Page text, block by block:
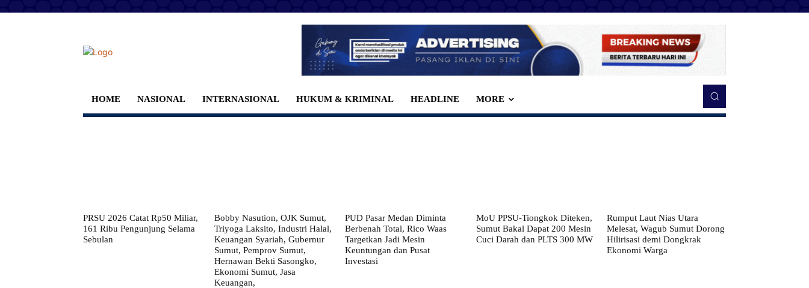
HOME NASIONAL INTERNASIONAL HUKUM & KRIMINAL HEADLINE MORE
PRSU 2026 Catat Rp50 Miliar,
161 Ribu Pengunjung Selama
Sebulan
Bobby Nasution, OJK Sumut,
Triyoga Laksito, Industri Halal,
Keuangan Syariah, Gubernur
Sumut, Pemprov Sumut,
Hernawan Bekti Sasongko,
Ekonomi Sumut, Jasa
Keuangan,
PUD Pasar Medan Diminta
Berbenah Total, Rico Waas
Targetkan Jadi Mesin
Keuntungan dan Pusat
Investasi
MoU PPSU-Tiongkok Diteken,
Sumut Bakal Dapat 200 Mesin
Cuci Darah dan PLTS 300 MW
Rumput Laut Nias Utara
Melesat, Wagub Sumut Dorong
Hilirisasi demi Dongkrak
Ekonomi Warga